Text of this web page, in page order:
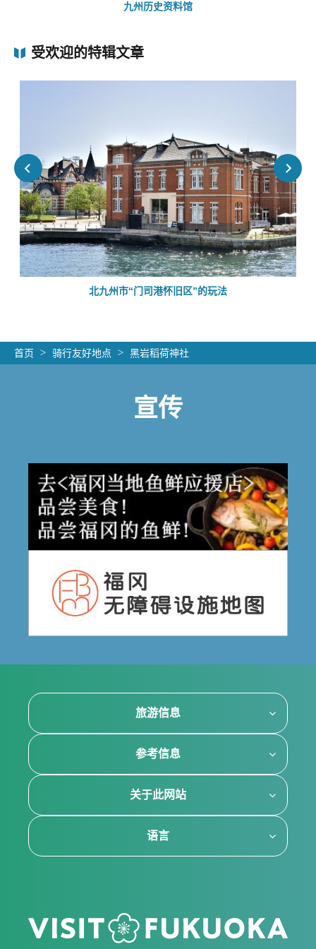
九州历史资料馆
受欢迎的特辑文章
北九州市“门司港怀旧区”的玩法
首页 骑行友好地点 黑岩稻荷神社
宣传
旅游信息
参考信息
关于此网站
语言